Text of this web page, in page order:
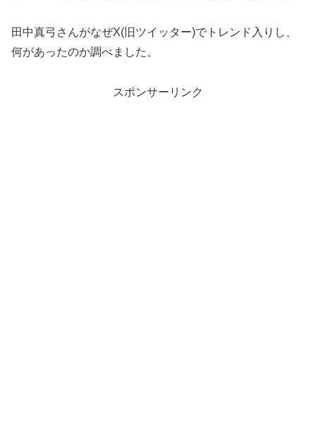
田中真弓さんがなぜX(旧ツイッター)でトレンド入りし、
何があったのか調べました。
スポンサーリンク